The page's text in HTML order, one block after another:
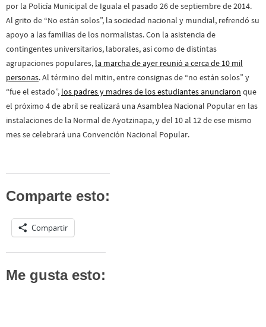
por la Policía Municipal de Iguala el pasado 26 de septiembre de 2014.
Al grito de “No están solos”, la sociedad nacional y mundial, refrendó su
apoyo a las familias de los normalistas. Con la asistencia de
contingentes universitarios, laborales, así como de distintas
agrupaciones populares, la marcha de ayer reunió a cerca de 10 mil
personas. Al término del mitin, entre consignas de “no están solos” y
“fue el estado”, los padres y madres de los estudiantes anunciaron que
el próximo 4 de abril se realizará una Asamblea Nacional Popular en las
instalaciones de la Normal de Ayotzinapa, y del 10 al 12 de ese mismo
mes se celebrará una Convención Nacional Popular.
Comparte esto:
Compartir
Me gusta esto: